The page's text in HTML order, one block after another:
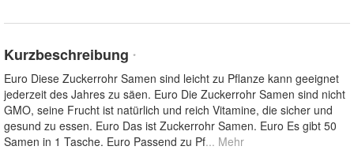
Kurzbeschreibung *
Euro Diese Zuckerrohr Samen sind leicht zu Pflanze kann geeignet
jederzeit des Jahres zu säen. Euro Die Zuckerrohr Samen sind nicht
GMO, seine Frucht ist natürlich und reich Vitamine, die sicher und
gesund zu essen. Euro Das ist Zuckerrohr Samen. Euro Es gibt 50
Samen in 1 Tasche. Euro Passend zu Pf... Mehr